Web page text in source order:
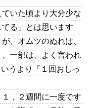
いた頃より大分少な
る」とは思います
、オムツのぬれは、
一部は、よく言われ
うより「１回おしっ
，２週間に一度です